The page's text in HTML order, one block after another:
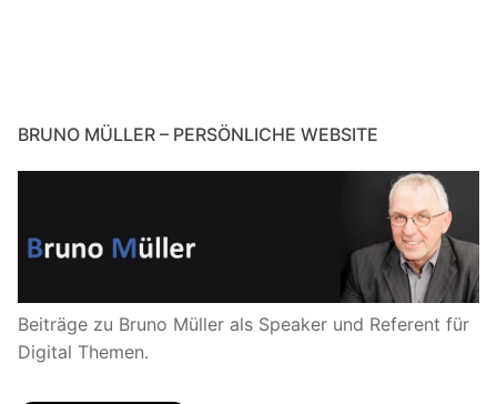
BRUNO MÜLLER – PERSÖNLICHE WEBSITE
Beiträge zu Bruno Müller als Speaker und Referent für
Digital Themen.